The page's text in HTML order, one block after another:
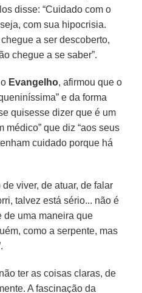
disse: “Cuidado com o
com sua hipocrisia.
a ser descoberto,
chegue a se saber”.
Evangelho, afirmou que o
e da forma
quisesse dizer que é um
médico” que diz “aos seus
cuidado porque há
viver, de atuar, de falar
talvez está sério... não é
de uma maneira que
como a serpente, mas
ter as coisas claras, de
A fascinação da